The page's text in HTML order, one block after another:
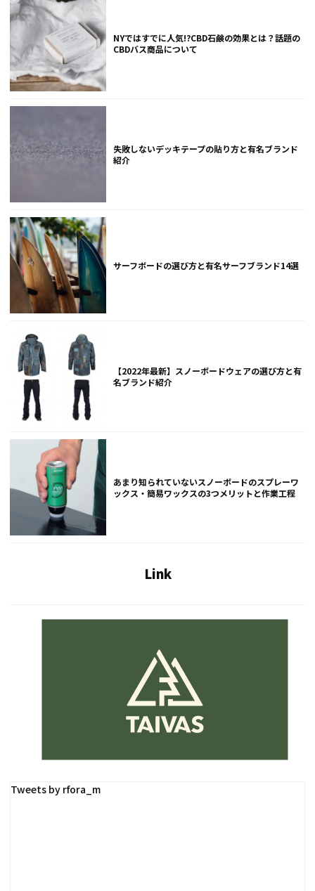
NYではすでに人気!?CBD石鹸の効果とは？話題の
CBDバス商品について
失敗しないデッキテープの貼り方と有名ブランド
紹介
サーフボードの選び方と有名サーフブランド14選
【2022年最新】スノーボードウェアの選び方と有
名ブランド紹介
あまり知られていないスノーボードのスプレーワ
ックス・簡易ワックスの3つメリットと作業工程
Link
Tweets by rfora_m